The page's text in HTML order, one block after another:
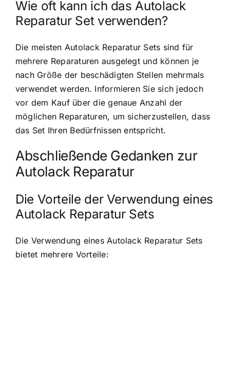
Wie oft kann ich das Autolack
Reparatur Set verwenden?
Die meisten Autolack Reparatur Sets sind für
mehrere Reparaturen ausgelegt und können je
nach Größe der beschädigten Stellen mehrmals
verwendet werden. Informieren Sie sich jedoch
vor dem Kauf über die genaue Anzahl der
möglichen Reparaturen, um sicherzustellen, dass
das Set Ihren Bedürfnissen entspricht.
Abschließende Gedanken zur
Autolack Reparatur
Die Vorteile der Verwendung eines
Autolack Reparatur Sets
Die Verwendung eines Autolack Reparatur Sets
bietet mehrere Vorteile: